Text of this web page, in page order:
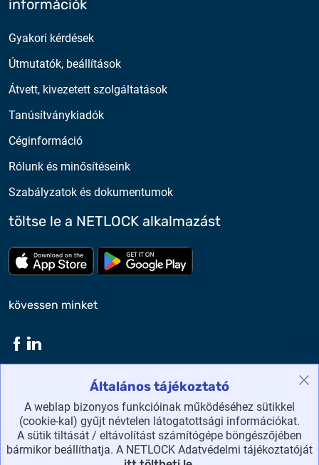
Általános tájékoztató
A weblap bizonyos funkcióinak működéséhez sütikkel
(cookie-kal) gyűjt névtelen látogatottsági információkat.
A sütik tiltását / eltávolítást számítógépe böngészőjében
bármikor beállíthatja. A NETLOCK Adatvédelmi tájékoztatóját
információk
Gyakori kérdések
Útmutatók, beállítások
Átvett, kivezetett szolgáltatások
Tanúsítványkiadók
Céginformáció
Rólunk és minősítéseink
Szabályzatok és dokumentumok
töltse le a NETLOCK alkalmazást
Töltse le az App Store-bólTöltse le a google play-
kövessen minket
NETLOCK Kft. ©2026 Minden jog fenntartva.
honlaptérkép